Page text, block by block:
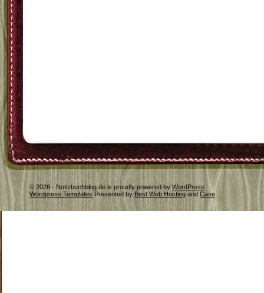
© 2026 - Notizbuchblog.de is proudly powered by WordPress
Wordpress Templates Presented by Best Web Hosting and Case